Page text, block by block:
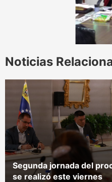
Noticias
Segunda jornada del
se realizó este viernes